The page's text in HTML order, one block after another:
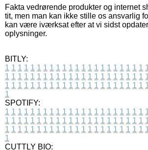
Fakta vedrørende produkter og internet
tit, men man kan ikke stille os ansvarlig
kan være iværksat efter at vi sidst
oplysninger.
BITLY:
1 1 1 1 1 1 1 1 1 1 1 1 1 1 1 1 1 1 1 1 1 1
1 1 1 1 1 1 1 1 1 1 1 1 1 1 1 1 1 1 1 1 1 1
1 1 1 1 1 1 1 1 1 1 1 1 1 1 1 1 1 1 1 1 1 1
1
SPOTIFY:
1 1 1 1 1 1 1 1 1 1 1 1 1 1 1 1 1 1 1 1 1 1
1 1 1 1 1 1 1 1 1 1 1 1 1 1 1 1 1 1 1 1 1 1
1 1 1 1 1 1 1 1 1 1 1 1 1 1 1 1 1 1 1 1 1 1
1
CUTTLY BIO: